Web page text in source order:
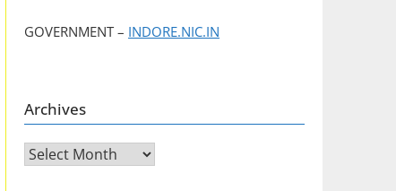
GOVERNMENT – INDORE.NIC.IN
Archives
Archives